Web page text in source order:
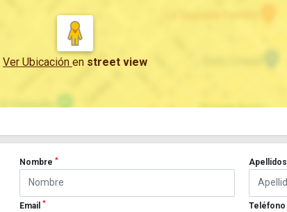
Ver Ubicación en street view
Nombre* Apellidos
Email* Teléfono